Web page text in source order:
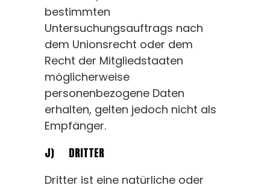
bestimmten
Untersuchungsauftrags nach
dem Unionsrecht oder dem
Recht der Mitgliedstaaten
möglicherweise
personenbezogene Daten
erhalten, gelten jedoch nicht als
Empfänger.
J) DRITTER
Dritter ist eine natürliche oder